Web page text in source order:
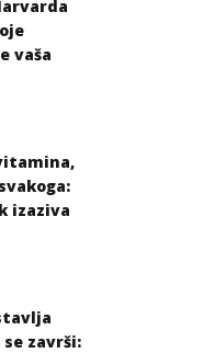
vaša
izaziva
završi: